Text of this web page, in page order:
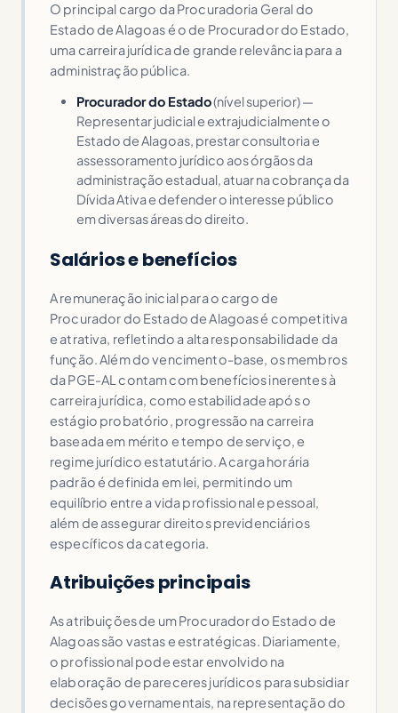
O principal cargo da Procuradoria Geral do
Estado de Alagoas é o de Procurador do Estado,
uma carreira jurídica de grande relevância para a
administração pública.
Procurador do Estado(nível superior) —
Representar judicial e extrajudicialmente o
Estado de Alagoas, prestar consultoria e
assessoramento jurídico aos órgãos da
administração estadual, atuar na cobrança da
Dívida Ativa e defender o interesse público
em diversas áreas do direito.
Salários e benefícios
A remuneração inicial para o cargo de
Procurador do Estado de Alagoas é competitiva
e atrativa, refletindo a alta responsabilidade da
função. Além do vencimento-base, os membros
da PGE-AL contam com benefícios inerentes à
carreira jurídica, como estabilidade após o
estágio probatório, progressão na carreira
baseada em mérito e tempo de serviço, e
regime jurídico estatutário. A carga horária
padrão é definida em lei, permitindo um
equilíbrio entre a vida profissional e pessoal,
além de assegurar direitos previdenciários
específicos da categoria.
Atribuições principais
As atribuições de um Procurador do Estado de
Alagoas são vastas e estratégicas. Diariamente,
o profissional pode estar envolvido na
elaboração de pareceres jurídicos para subsidiar
decisões governamentais, na representação do